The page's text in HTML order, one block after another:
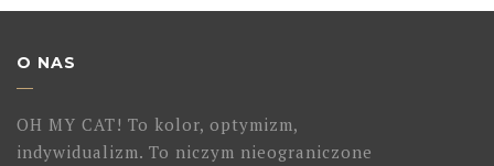
O NAS
OH MY CAT! To kolor, optymizm,
indywidualizm. To niczym nieograniczone